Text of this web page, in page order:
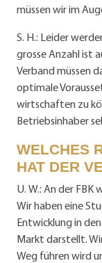
müssen wir im
S. H.: Leider
grosse Anzahl ist
Verband müssen
optimale
wirtschaften zu
Betriebsinhaber
WELCHES
HAT DER
U. W.: An der
Wir haben eine
Entwicklung in
Markt darstellt.
Weg führen wird